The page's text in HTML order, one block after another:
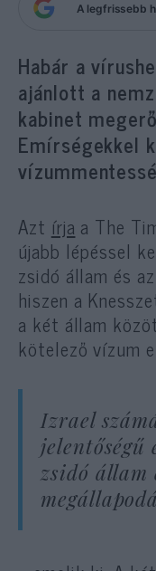
A legfrissebb
Habár a
ajánlott a
kabinet
Emírségekkel
Azt írja a The
újabb lépéssel
zsidó állam és
hiszen a
a két állam
kötelező vízum
Izrael
jelentőségű
zsidó állam